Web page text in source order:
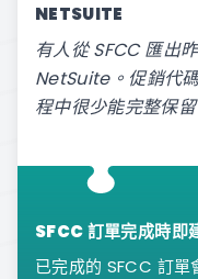
NETSUITE
有人從 SFCC 匯出
NetSuite。促銷代
程中很少能完整保留
SFCC 訂單完成時即
已完成的 SFCC 訂